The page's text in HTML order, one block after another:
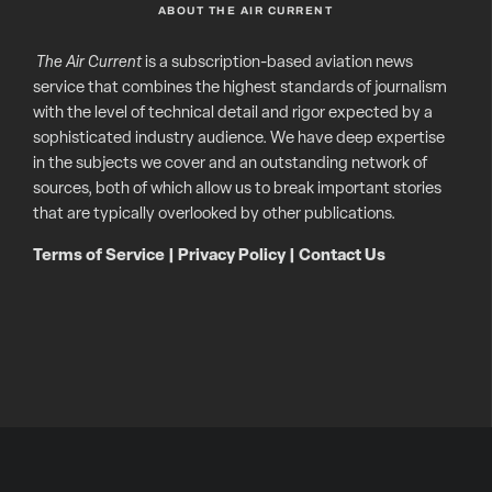
ABOUT THE AIR CURRENT
The Air Currentis a subscription-based aviation news
service that combines the highest standards of journalism
with the level of technical detail and rigor expected by a
sophisticated industry audience. We have deep expertise
in the subjects we cover and an outstanding network of
sources, both of which allow us to break important stories
that are typically overlooked by other publications.
Terms of Service Privacy Policy| Contact Us